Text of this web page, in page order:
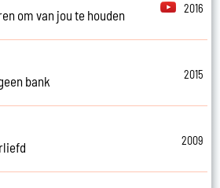
om van jou te houden
2016
bank
2015
2009